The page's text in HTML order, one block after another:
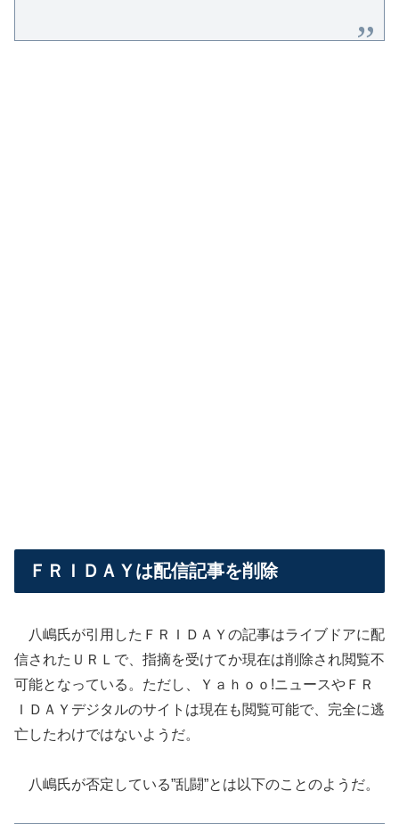
ＦＲＩＤＡＹは配信記事を削除
八嶋氏が引用したＦＲＩＤＡＹの記事はライブドアに配
信されたＵＲＬで、指摘を受けてか現在は削除され閲覧不
可能となっている。ただし、Ｙａｈｏｏ!ニュースやＦＲ
ＩＤＡＹデジタルのサイトは現在も閲覧可能で、完全に逃
亡したわけではないようだ。
八嶋氏が否定している”乱闘”とは以下のことのようだ。